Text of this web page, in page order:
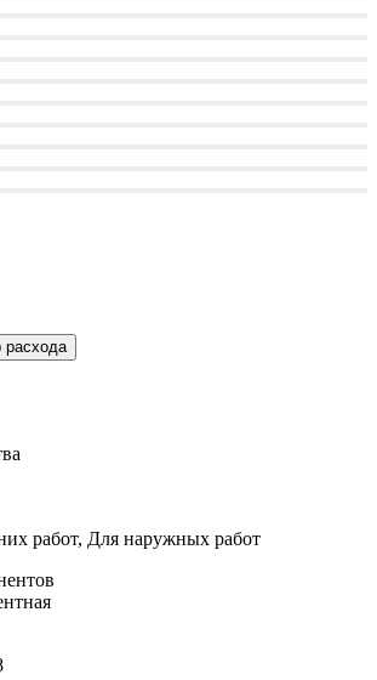
расхода
работ, Для наружных работ